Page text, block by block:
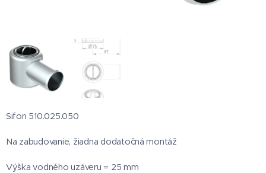
Sifon 510.025.050
Na zabudovanie, žiadna dodatočná montáž
Výška vodného uzáveru = 25 mm